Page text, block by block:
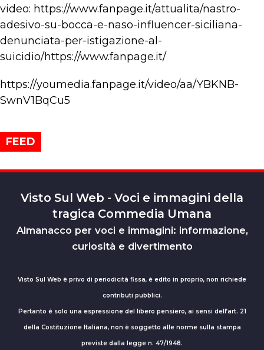
video: https://www.fanpage.it/attualita/nastro-
adesivo-su-bocca-e-naso-influencer-siciliana-
denunciata-per-istigazione-al-
suicidio/https://www.fanpage.it/
https://youmedia.fanpage.it/video/aa/YBKNB-
SwnV1BqCu5
FEED
Visto Sul Web - Voci e immagini della
tragica Commedia Umana
Almanacco per voci e immagini: informazione,
curiosità e divertimento
Visto Sul Web è privo di periodicità fissa, è edito in proprio, non richiede
contributi pubblici.
Pertanto è solo una espressione del libero pensiero, ai sensi dell’art. 21
della Costituzione Italiana, non è soggetto alle norme sulla stampa
previste dalla legge n. 47/1948.